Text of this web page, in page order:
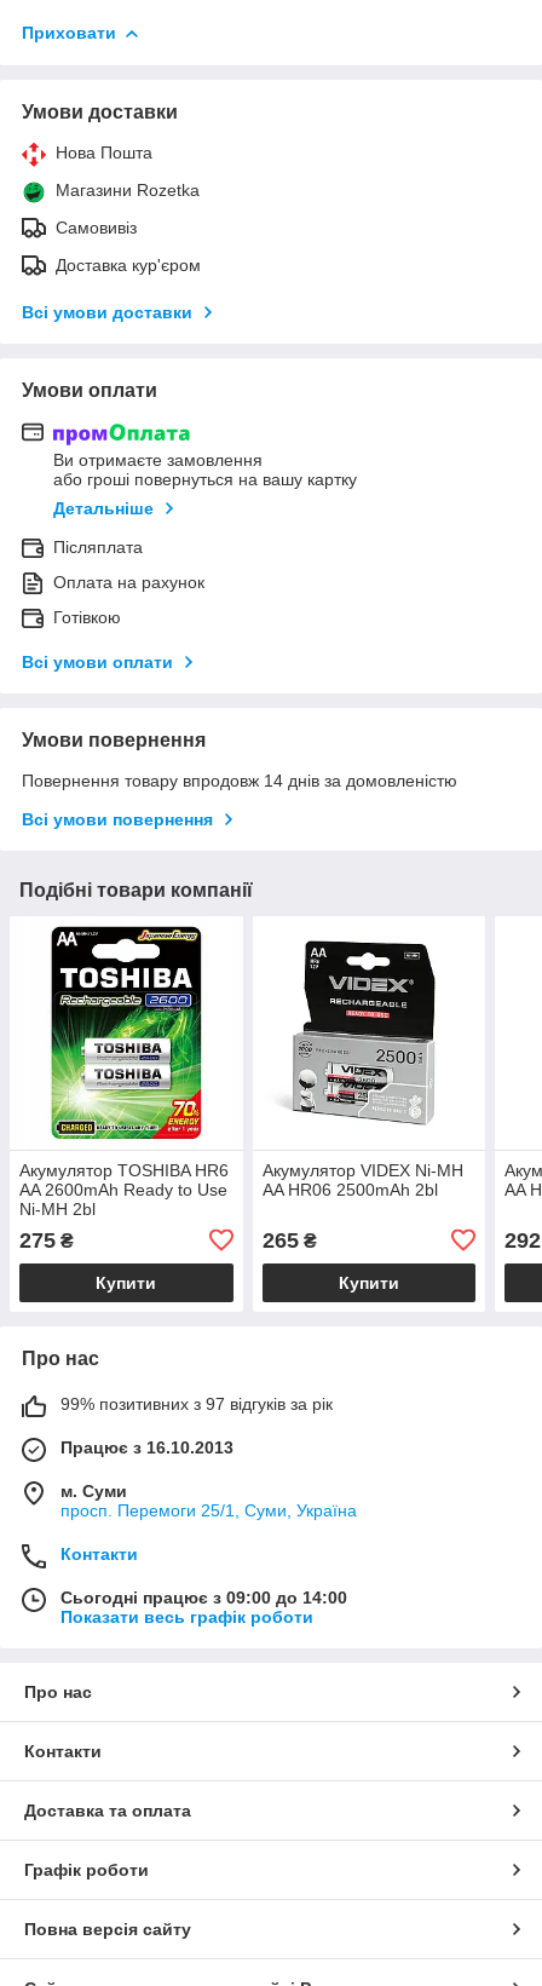
Приховати
Умови доставки
Нова Пошта
Магазини Rozetka
Самовивіз
Доставка кур'єром
Всі умови доставки
Умови оплати
Ви отримаєте замовлення
або гроші повернуться на вашу картку
Детальніше
Післяплата
Оплата на рахунок
Готівкою
Всі умови оплати
Умови повернення
Повернення товару впродовж 14 днів за домовленістю
Всі умови повернення
Подібні товари компанії
Акумулятор TOSHIBA HR6
AA 2600mAh Ready to Use
Ni-MH 2bl
275 ₴
Купити
Акумулятор VIDEX Ni-MH
AA HR06 2500mAh 2bl
265₴
Купити
AA
Про нас
99% позитивних з 97 відгуків за рік
Працює з 16.10.2013
м. Суми
просп. Перемоги 25/1, Суми, Україна
Контакти
Сьогодні працює з 09:00 до 14:00
Показати весь графік роботи
Про нас
Контакти
Доставка та оплата
Графік роботи
Повна версія сайту